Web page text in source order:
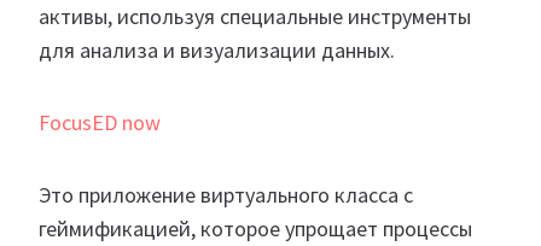
активы, используя специальные инструменты
для анализа и визуализации данных.
FocusED now
Это приложение виртуального класса с
геймификацией, которое упрощает процессы